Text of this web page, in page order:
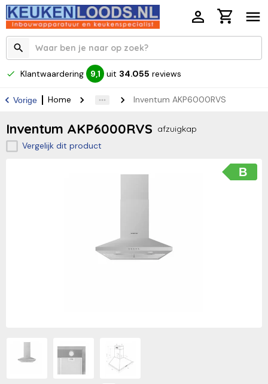
Klantwaardering 9,1 uit 34.055 reviews
Vorige Home Inventum AKP6000RVS
Inventum AKP6000RVS afzuigkap
Vergelijk dit product
B